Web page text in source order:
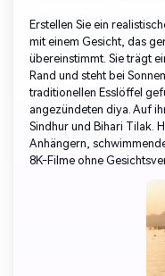
Erstellen Sie ein
mit einem Gesicht, das
übereinstimmt. Sie trägt
Rand und steht bei
traditionellen Esslöffel
angezündeten diya. Auf
Sindhur und Bihari Tilak.
Anhängern,
8K-Filme ohne